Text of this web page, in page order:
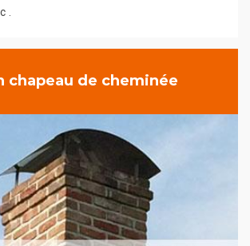
.
chapeau de cheminée